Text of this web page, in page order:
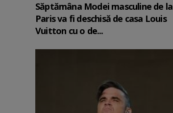
Săptămâna Modei masculine de la
Paris va fi deschisă de casa Louis
Vuitton cu o de...